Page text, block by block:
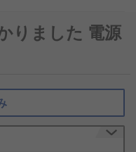
コネクタやフィ
付金具、保護を
。産業用、商業
み
りました 電源